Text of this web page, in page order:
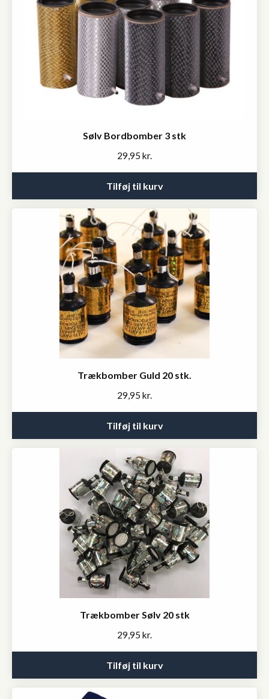
Sølv Bordbomber 3 stk
29,95 kr.
Tilføj til kurv
Trækbomber Guld 20 stk.
29,95 kr.
Tilføj til kurv
Trækbomber Sølv 20 stk
29,95 kr.
Tilføj til kurv